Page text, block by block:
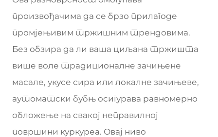
произвођачима да се брзо прилагоде
промјењивим тржишним трендовима.
Без обзира да ли ваша циљана тржишта
више воле традиционалне зачињене
масале, укусе сира или локалне зачињеве,
аутоматски бубњ осигурава равномерно
обложење на свакој неправилној
површини куркуреа. Овај ниво